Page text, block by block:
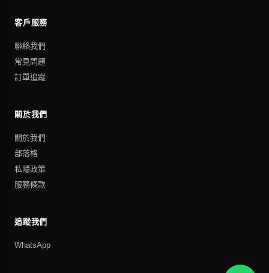
客戶服務
聯絡我們
常見問題
訂單追蹤
關於我們
關於我們
部落格
私隱政策
服務條款
追蹤我們
WhatsApp